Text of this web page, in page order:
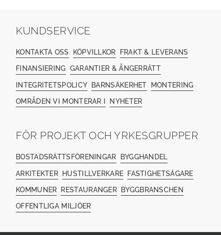
KUNDSERVICE
KONTAKTA OSS KÖPVILLKOR FRAKT & LEVERANS
FINANSIERING GARANTIER & ÅNGERRÄTT
INTEGRITETSPOLICY BARNSÄKERHET MONTERING
OMRÅDEN VI MONTERAR I NYHETER
FÖR PROJEKT OCH YRKESGRUPPER
BOSTADSRÄTTSFÖRENINGAR BYGGHANDEL
ARKITEKTER HUSTILLVERKARE FASTIGHETSÄGARE
KOMMUNER RESTAURANGER BYGGBRANSCHEN
OFFENTLIGA MILJÖER